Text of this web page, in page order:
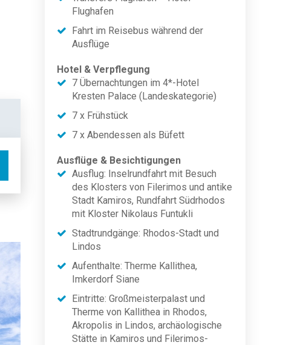
Flughafen
Fahrt im Reisebus während der
Ausflüge
Hotel & Verpflegung
7 Übernachtungen im 4*-Hotel
Kresten Palace (Landeskategorie)
7 x Frühstück
7 x Abendessen als Büfett
Ausflüge & Besichtigungen
Ausflug: Inselrundfahrt mit Besuch
des Klosters von Filerimos und antike
Stadt Kamiros, Rundfahrt Südrhodos
mit Kloster Nikolaus Funtukli
Stadtrundgänge: Rhodos-Stadt und
Lindos
Aufenthalte: Therme Kallithea,
Imkerdorf Siane
Eintritte: Großmeisterpalast und
Therme von Kallithea in Rhodos,
Akropolis in Lindos, archäologische
Stätte in Kamiros und Filerimos-